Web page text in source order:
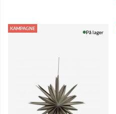
KAMPAGNE
På lager